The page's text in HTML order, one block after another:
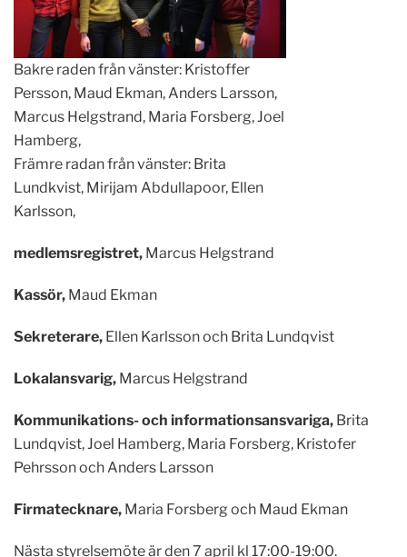
Bakre raden från vänster: Kristoffer
Persson, Maud Ekman, Anders Larsson,
Marcus Helgstrand, Maria Forsberg, Joel
Hamberg,
Främre radan från vänster: Brita
Lundkvist, Mirijam Abdullapoor, Ellen
Karlsson,
medlemsregistret, Marcus Helgstrand
Kassör, Maud Ekman
Sekreterare, Ellen Karlsson och Brita Lundqvist
Lokalansvarig, Marcus Helgstrand
Kommunikations- och informationsansvariga, Brita
Lundqvist, Joel Hamberg, Maria Forsberg, Kristofer
Pehrsson och Anders Larsson
Firmatecknare, Maria Forsberg och Maud Ekman
Nästa styrelsemöte är den 7 april kl 17:00-19:00.